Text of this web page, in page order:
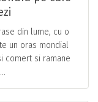
din lume, cu o
un oras mondial
comert si ramane